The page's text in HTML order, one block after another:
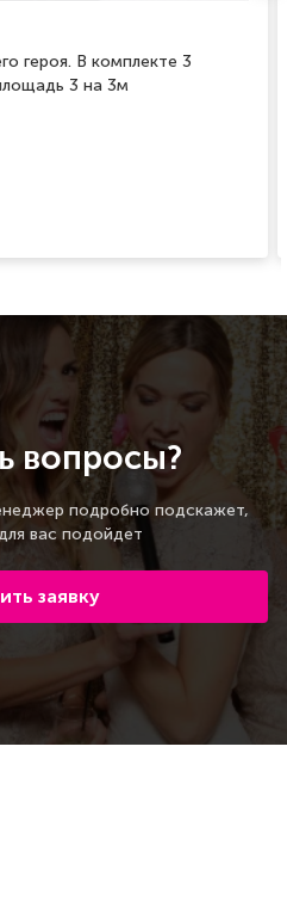
героя. В комплекте 3
3 на 3м
вопросы?
подробно подскажет,
вас подойдет
заявку